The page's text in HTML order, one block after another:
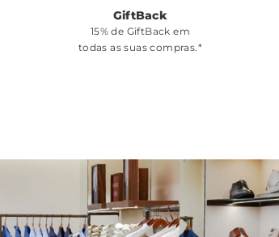
GiftBack
15% de GiftBack em
todas as suas compras.*